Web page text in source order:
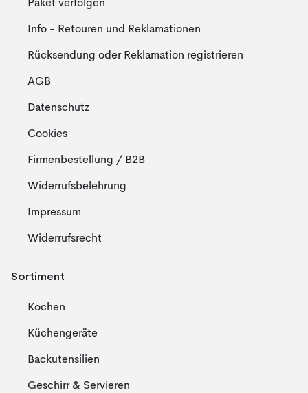
Paket verfolgen
Info - Retouren und Reklamationen
Rücksendung oder Reklamation registrieren
AGB
Datenschutz
Cookies
Firmenbestellung / B2B
Widerrufsbelehrung
Impressum
Widerrufsrecht
Sortiment
Kochen
Küchengeräte
Backutensilien
Geschirr & Servieren